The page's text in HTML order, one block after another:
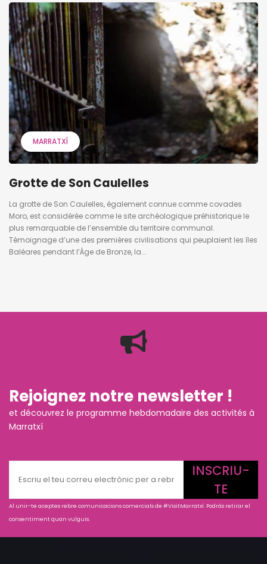
MARRATXÍ
Grotte de Son Caulelles
La grotte de Son Caulelles, également connue comme covades
Moro, est considérée comme le site archéologique préhistorique le
plus remarquable de l’ensemble du territoire communal.
Témoignage d’une des premières civilisations qui peuplaient les îles
Baléares pendant l’Âge de Bronze, la...
Rejoignez notre newsletter !
et découvrez le programme hebdomadaire des activités à
Marratxí
INSCRIU-
TE
Al unir-te aceptes rebre comunicacions comercials de #VisitMarratxí. Podràs retirar el
consentiment quan vulguis.